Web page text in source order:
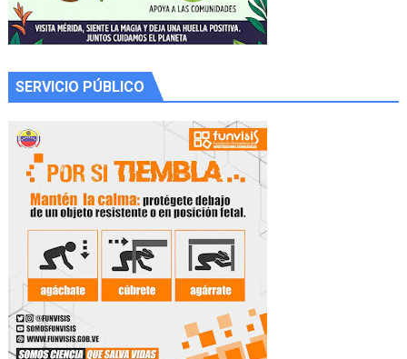
SERVICIO PÚBLICO